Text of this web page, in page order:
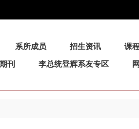
系所成员 招生资讯 课
刊 李总统登辉系友专区